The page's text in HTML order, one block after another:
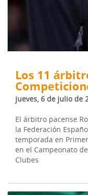
Los 11
jueves, 6 de julio de
El árbitro pacense
la Federación
temporada en
en el Campeonato
Clubes